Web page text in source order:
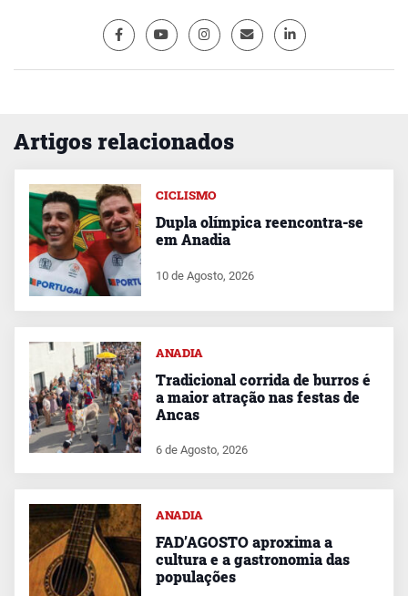
Artigos relacionados
CICLISMO
Dupla olímpica reencontra-se
em Anadia
10 de Agosto, 2026
ANADIA
Tradicional corrida de burros é
a maior atração nas festas de
Ancas
6 de Agosto, 2026
ANADIA
FAD’AGOSTO aproxima a
cultura e a gastronomia das
populações